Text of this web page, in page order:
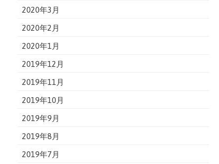
2020年3月
2020年2月
2020年1月
2019年12月
2019年11月
2019年10月
2019年9月
2019年8月
2019年7月